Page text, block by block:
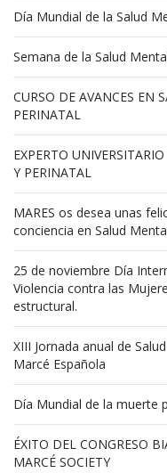
Día Mundial de la Salud
Semana de la Salud
CURSO DE AVANCES EN
PERINATAL
EXPERTO
Y PERINATAL
MARES os desea unas
conciencia en Salud
25 de noviembre Día
Violencia contra las
estructural.
XIII Jornada anual de
Marcé Española
Día Mundial de la muerte
ÉXITO DEL CONGRESO
MARCÉ SOCIETY